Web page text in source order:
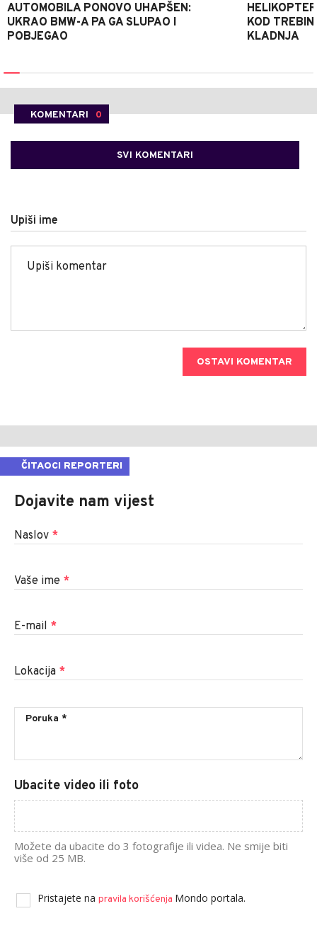
AUTOMOBILA PONOVO UHAPŠEN:
UKRAO BMW-A PA GA SLUPAO I
POBJEGAO
KOD
KLADNJA
KOMENTARI 0
SVI KOMENTARI
Upiši ime
OSTAVI KOMENTAR
ČITAOCI REPORTERI
Dojavite nam vijest
Naslov *
Vaše ime *
E-mail *
Lokacija *
Ubacite video ili foto
Možete da ubacite do 3 fotografije ili videa. Ne smije biti
više od 25 MB.
Pristajete na pravila korišćenja Mondo portala.